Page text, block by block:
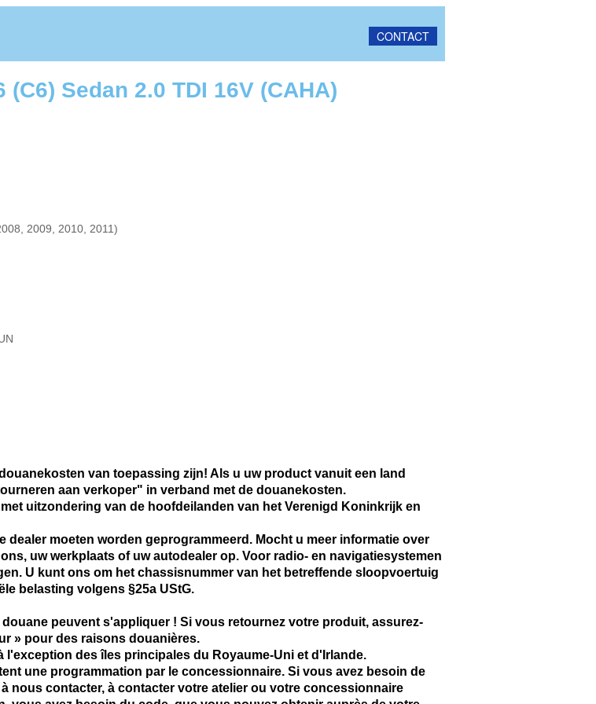
CONTACT
(C6) Sedan 2.0 TDI 16V (CAHA)
2009, 2010, 2011)
van toepassing zijn! Als u uw product vanuit een land
aan verkoper" in verband met de douanekosten.
uitzondering van de hoofdeilanden van het Verenigd Koninkrijk en
dealer moeten worden geprogrammeerd. Mocht u meer informatie over
uw werkplaats of uw autodealer op. Voor radio- en navigatiesystemen
U kunt ons om het chassisnummer van het betreffende sloopvoertuig
belasting volgens §25a UStG.
peuvent s'appliquer ! Si vous retournez votre produit, assurez-
» pour des raisons douanières.
des îles principales du Royaume-Uni et d'Irlande.
une programmation par le concessionnaire. Si vous avez besoin de
nous contacter, à contacter votre atelier ou votre concessionnaire